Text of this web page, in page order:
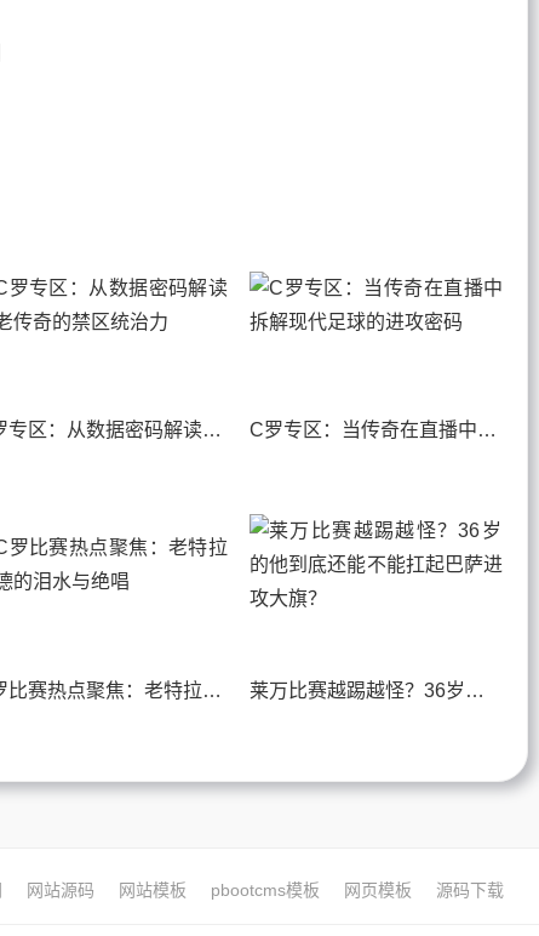
C罗专区：从数据密码解读不老传奇的禁区统治力 C罗专区：当传奇在直播中拆解现代足球的进攻密码
C罗比赛热点聚焦：老特拉福德的泪水与绝唱 莱万比赛越踢越怪？36岁的他到底还能不能扛起巴萨进攻大旗？
网站源码 网站模板 pbootcms模板 网页模板 源码下载